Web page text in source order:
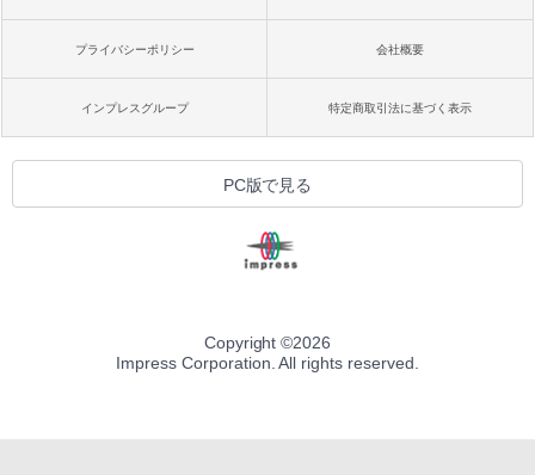
プライバシーポリシー 会社概要
インプレスグループ 特定商取引法に基づく表示
PC版で見る
Copyright ©2026
Impress Corporation. All rights reserved.